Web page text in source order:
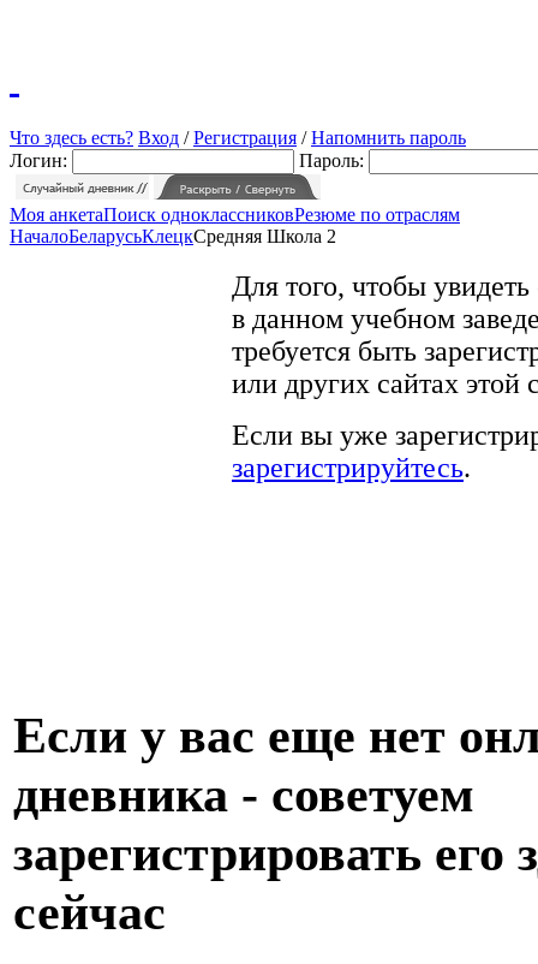
Что здесь есть? Вход /Регистрация /Напомнить пароль
Логин:
Пароль:
Моя анкетаПоиск одноклассниковРезюме по отраслям
НачалоБеларусьКлецкСредняя Школа 2
Для того, чтобы
в данном учебном
требуется быть
или других сайтах этой
Если вы уже
зарегистрируйтесь.
Если у вас еще нет
дневника - советуем
зарегистрировать его
сейчас